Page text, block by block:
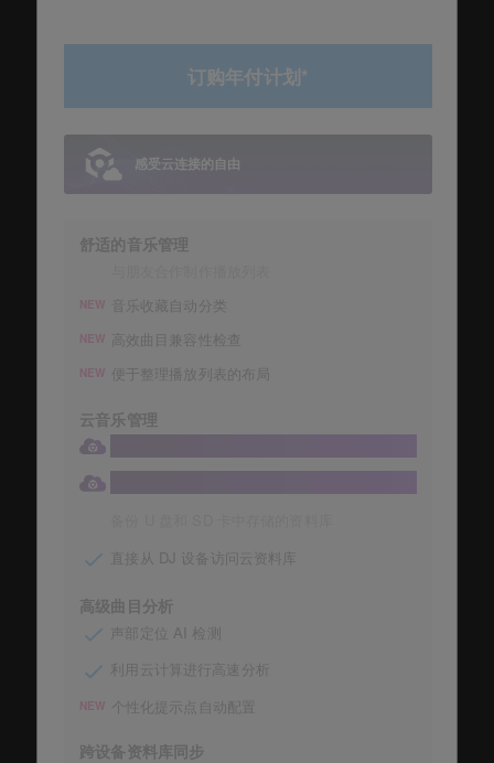
订购年付计划*
感受云连接的自由
舒适的音乐管理
NEW 音乐收藏自动分类
NEW 高效曲目兼容性检查
NEW 便于整理播放列表的布局
云音乐管理
直接从 DJ 设备访问云资料库
高级曲目分析
声部定位 AI 检测
利用云计算进行高速分析
NEW 个性化提示点自动配置
跨设备资料库同步